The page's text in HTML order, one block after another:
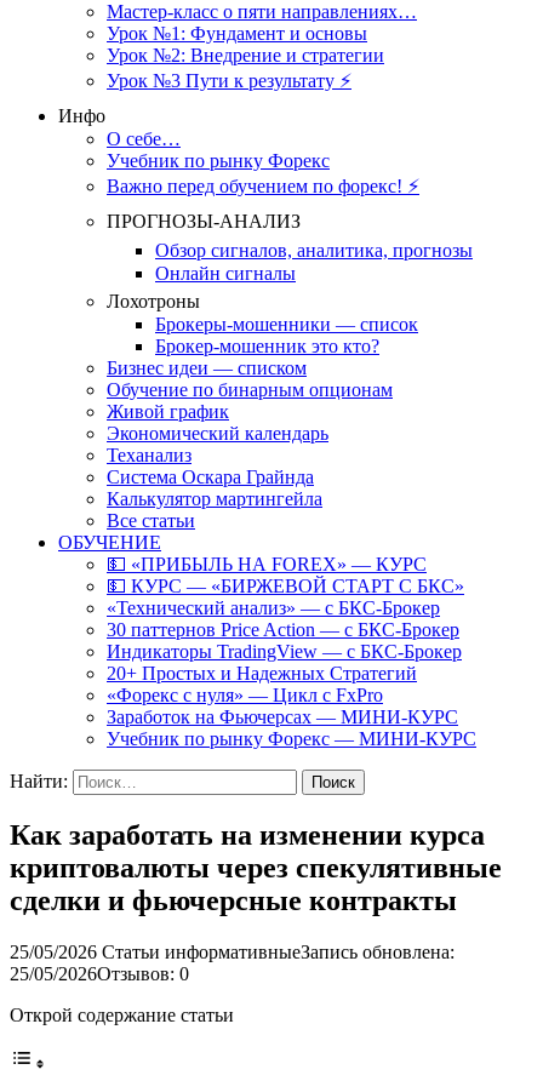
Мастер-класс о пяти направлениях…
Урок №1: Фундамент и основы
Урок №2: Внедрение и стратегии
Урок №3 Пути к результату ⚡️
Инфо
О себе…
Учебник по рынку Форекс
Важно перед обучением по форекс! ⚡
ПРОГНОЗЫ-АНАЛИЗ
Обзор сигналов, аналитика, прогнозы
Онлайн сигналы
Лохотроны
Брокеры-мошенники — список
Брокер-мошенник это кто?
Бизнес идеи — списком
Обучение по бинарным опционам
Живой график
Экономический календарь
Теханализ
Система Оскара Грайнда
Калькулятор мартингейла
Все статьи
ОБУЧЕНИЕ
💵 «ПРИБЫЛЬ НА FOREX» — КУРС
💵 КУРС — «БИРЖЕВОЙ СТАРТ С БКС»
«Технический анализ» — с БКС-Брокер
30 паттернов Price Action — с БКС-Брокер
Индикаторы TradingView — с БКС-Брокер
20+ Простых и Надежных Стратегий
«Форекс с нуля» — Цикл с FxPro
Заработок на Фьючерсах — МИНИ-КУРС
Учебник по рынку Форекс — МИНИ-КУРС
Найти:
Как заработать на изменении курса
криптовалюты через спекулятивные
сделки и фьючерсные контракты
25/05/2026 Статьи информативныеЗапись обновлена:
25/05/2026Отзывов: 0
Открой содержание статьи